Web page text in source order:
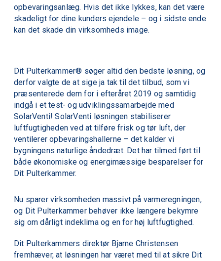
opbevaringsanlæg. Hvis det ikke lykkes, kan det være
skadeligt for dine kunders ejendele – og i sidste ende
kan det skade din virksomheds image.
Dit Pulterkammer® søger altid den bedste løsning, og
derfor valgte de at sige ja tak til det tilbud, som vi
præsenterede dem for i efteråret 2019 og samtidig
indgå i et test- og udviklingssamarbejde med
SolarVenti! SolarVenti løsningen stabiliserer
luftfugtigheden ved at tilføre frisk og tør luft, der
ventilerer opbevaringshallerne – det kalder vi
bygningens naturlige åndedræt. Det har tilmed ført til
både økonomiske og energi­mæssige besparelser for
Dit Pulterkammer.
Nu sparer virksomheden massivt på varmeregningen,
og Dit Pulterkammer behøver ikke længere bekymre
sig om dårligt indeklima og en for høj luftfugtighed.
Dit Pulterkammers direktør Bjarne Christensen
fremhæver, at løsningen har været med til at sikre Dit